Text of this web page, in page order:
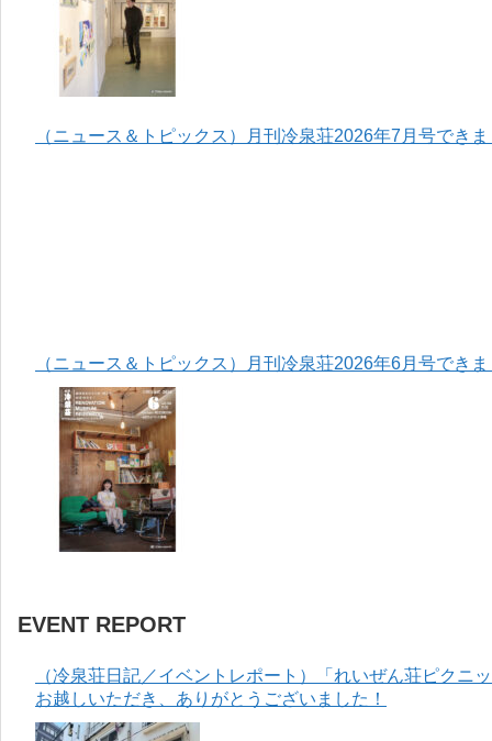
（ニュース＆トピックス）月刊冷泉荘2026年7月号でき
（ニュース＆トピックス）月刊冷泉荘2026年6月号でき
EVENT REPORT
（冷泉荘日記／イベントレポート）「れいぜん荘ピクニ
お越しいただき、ありがとうございました！